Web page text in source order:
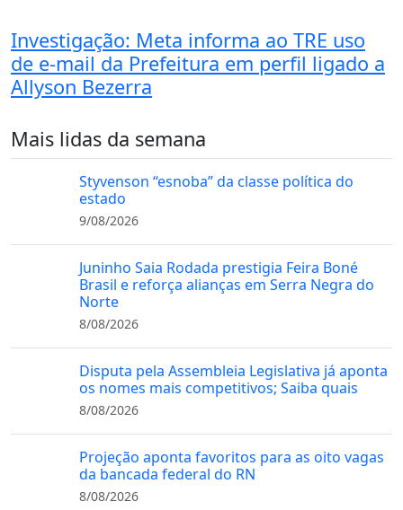
Investigação: Meta informa ao TRE uso
de e-mail da Prefeitura em perfil ligado a
Allyson Bezerra
Mais lidas da semana
Styvenson “esnoba” da classe política do
estado
9/08/2026
Juninho Saia Rodada prestigia Feira Boné
Brasil e reforça alianças em Serra Negra do
Norte
8/08/2026
Disputa pela Assembleia Legislativa já aponta
os nomes mais competitivos; Saiba quais
8/08/2026
Projeção aponta favoritos para as oito vagas
da bancada federal do RN
8/08/2026